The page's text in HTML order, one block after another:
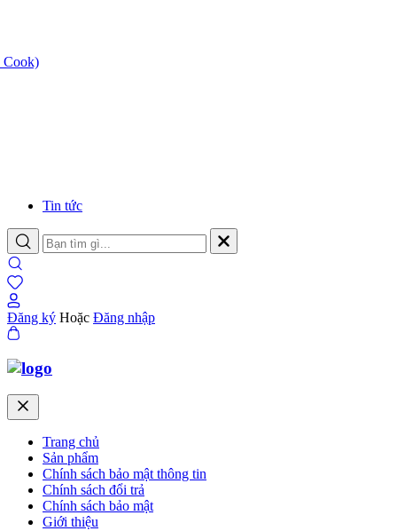
Tin tức
Đăng ký Hoặc Đăng nhập
Trang chủ
Sản phẩm
Chính sách bảo mật thông tin
Chính sách đổi trả
Chính sách bảo mật
Giới thiệu